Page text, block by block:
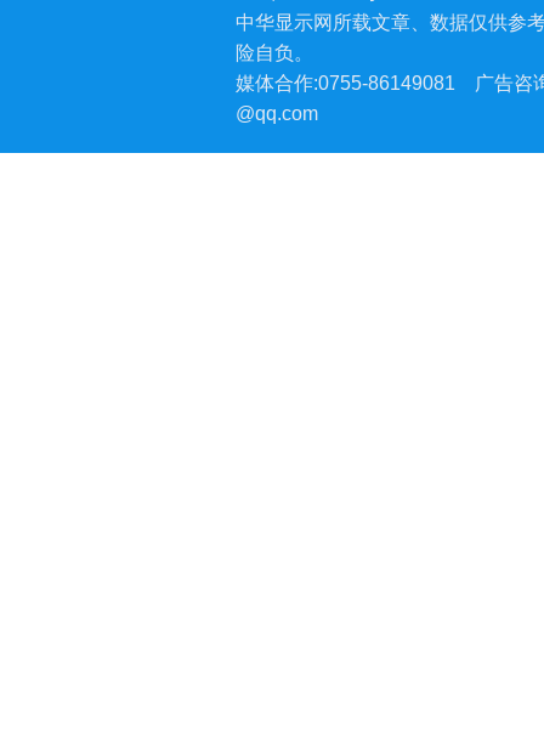
中华显示网所载文章、数据仅供参
险自负。
媒体合作:0755-86149081
广告咨
@qq.com